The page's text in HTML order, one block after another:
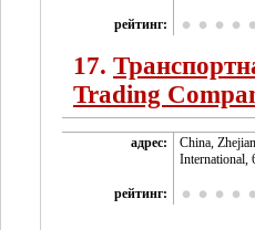
рейтинг:
17.
Trading
адрес:
Сhina,
International,
рейтинг: